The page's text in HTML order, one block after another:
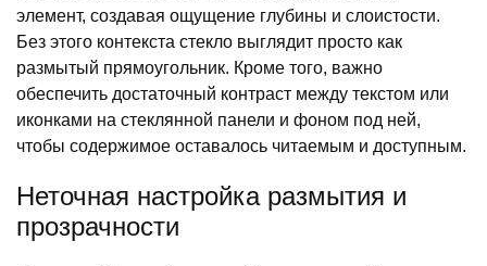
элемент, создавая ощущение глубины и слоистости.
Без этого контекста стекло выглядит просто как
размытый прямоугольник. Кроме того, важно
обеспечить достаточный контраст между текстом или
иконками на стеклянной панели и фоном под ней,
чтобы содержимое оставалось читаемым и доступным.
Неточная настройка размытия и
прозрачности